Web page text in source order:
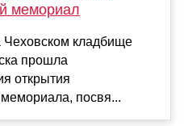
мемориал
Чеховском кладбище
прошла
открытия
посвя...